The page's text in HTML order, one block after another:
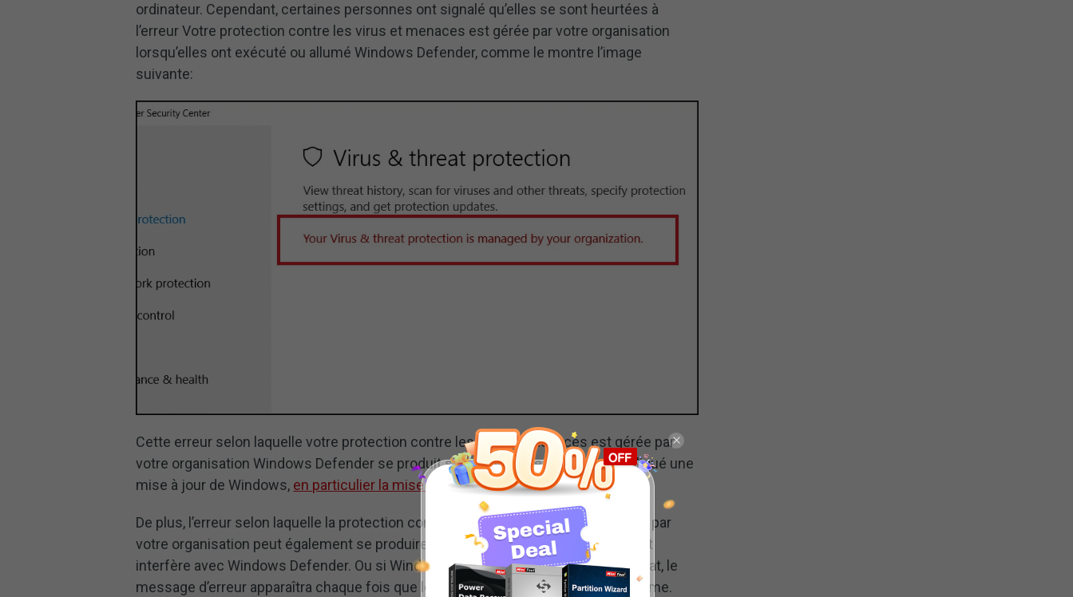
ordinateur. Cependant, certaines personnes ont signalé qu’elles se sont heurtées à
l’erreur Votre protection contre les virus et menaces est gérée par votre organisation
lorsqu’elles ont exécuté ou allumé Windows Defender, comme le montre l’image
suivante:
Cette erreur selon laquelle votre protection contre les virus et menaces est gérée par
votre organisation Windows Defender se produit surtout lorsque vous avez appliqué une
mise à jour de Windows, en particulier la mise à jour d’avril 1803.
De plus, l’erreur selon laquelle la protection contre les virus et menaces est gérée par
votre organisation peut également se produire si un virus ou un logiciel malveillant
interfère avec Windows Defender. Ou si Windows Defender n’est pas en parfait état, le
message d’erreur apparaîtra chaque fois que les utilisateurs lanceront le programme.